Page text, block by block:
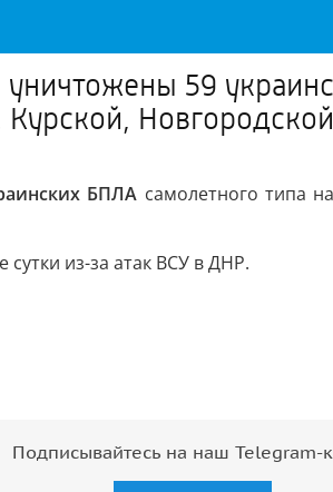
59
БПЛА самолетного типа
из-за атак ВСУ в ДНР.
Подписывайтесь на наш Telegram-